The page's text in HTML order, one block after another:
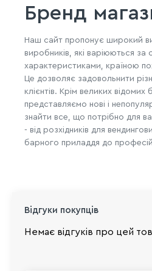
Бренд
Наш сайт пропонує широкий
виробників, які варіюються за
характеристиками, країною
Це дозволяє задовольнити
клієнтів. Крім великих відомих
представляємо нові і
знайти все, що потрібно для
- від розхідників для
барного приладдя до
Відгуки покупців
Немає відгуків про цей